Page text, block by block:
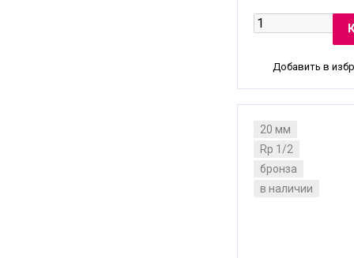
Добавить в
20 мм
Rp 1/2
бронза
в наличии